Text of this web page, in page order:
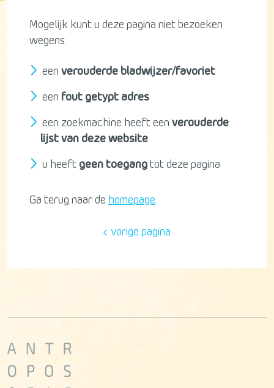
Mogelijk kunt u deze pagina niet bezoeken
wegens:
een verouderde bladwijzer/favoriet
een fout getypt adres
een zoekmachine heeft een verouderde
lijst van deze website
u heeft geen toegang tot deze pagina
Ga terug naar de homepage.
vorige pagina